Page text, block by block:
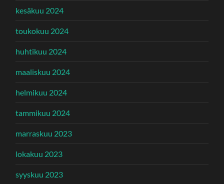
kesäkuu 2024
toukokuu 2024
huhtikuu 2024
maaliskuu 2024
helmikuu 2024
tammikuu 2024
marraskuu 2023
lokakuu 2023
syyskuu 2023